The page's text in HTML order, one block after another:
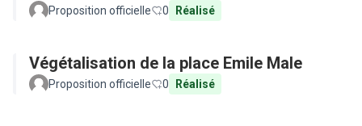
Proposition officielle 0 Réalisé
Végétalisation de la place Emile Male
Proposition officielle 0 Réalisé